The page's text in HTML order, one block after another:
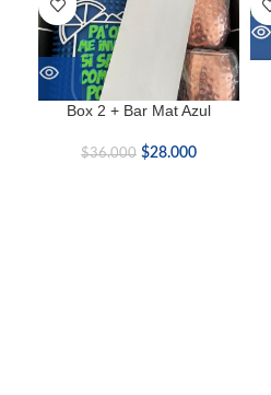
Box 2 + Bar Mat Azul
$36.000 $28.000